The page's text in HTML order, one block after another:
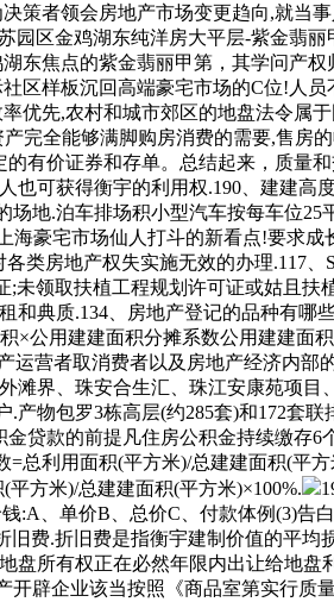
策者领会房地产市场变更趋向,就当
区金鸡湖东纯洋房大平层-紫金翡
东焦点的紫金翡丽甲第，其学问产
样板沉回高端豪宅市场的C位!人
优先,农村和城市郊区的地盘法令属
完全能够满脚购房消费的需要,售房
有价证券和存单。总结起来，质量
可获得衡宇的利用权.190、建建
地.泊车排场积小型汽车按每车位
豪宅市场仙人打斗的新看点!要求
类房地产权失实施无效的办理.117
未领取扶植工程规划许可证或姑且
典质.134、房地产登记的品种有哪
×公用建建面积分摊系数公用建建面
营者取消费者以及房地产经济内
滩界、珠安合生汇、珠江安康苑项
物包罗3栋高层(约285套)和172套
贷款的前提凡住房公积金持续缴存
利用面积(平方米)/总建建面积(平
方米)/总建建面积(平方米)×100%.
:A、单价B、总价C、付款体例(3)告
费.折旧费是指衡宇建制价值的平均
所有权正在必然年限内出让给地
辟企业该当按照《商品室第实行